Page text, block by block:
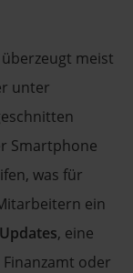
überzeugt meist
unter
Smartphone
was für
ein
, eine
Finanzamt oder